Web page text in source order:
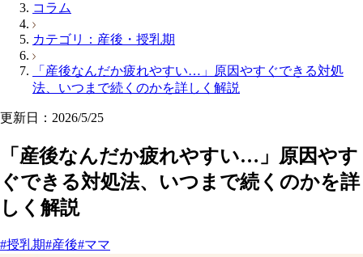
コラム
カテゴリ：産後・授乳期
「産後なんだか疲れやすい…」原因やすぐできる対処
法、いつまで続くのかを詳しく解説
更新日：2026/5/25
「産後なんだか疲れやすい…」原因やす
ぐできる対処法、いつまで続くのかを詳
しく解説
#授乳期#産後#ママ